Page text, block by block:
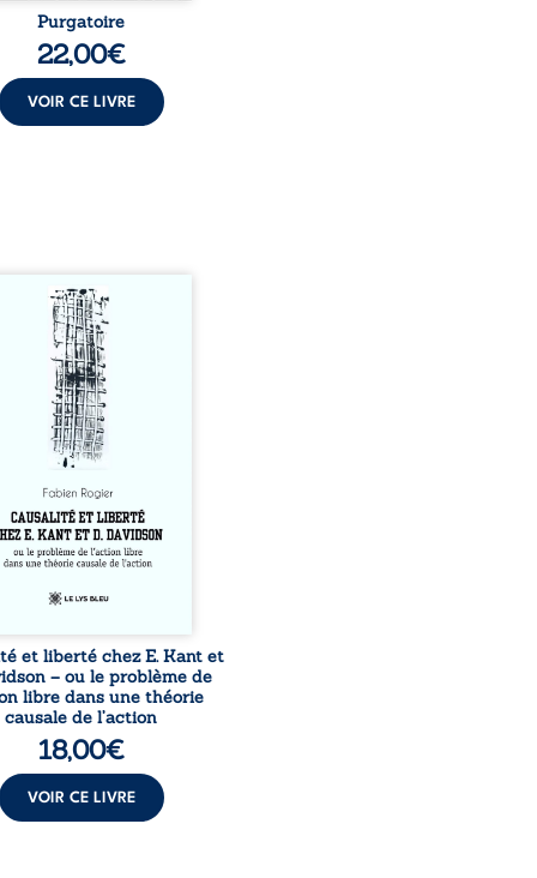
Purgatoire
22,00€
VOIR CE LIVRE
nous vraiment libres
de nos actes s’inscrit
une chaîne de causes ? À
une confrontation
les pensées d’Emmanuel
et de Donald Davidson,
explore les liens entre
arbitre, déterminisme
et responsabilité. De la
kantienne au monisme
de Davidson, il
la manière dont les
et les croyances
peuvent ...
et liberté chez E. Kant et
– ou le problème de
libre dans une théorie
causale de l’action
18,00€
VOIR CE LIVRE